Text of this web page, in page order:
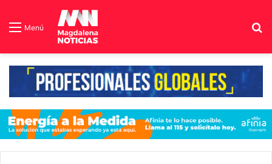
Menú